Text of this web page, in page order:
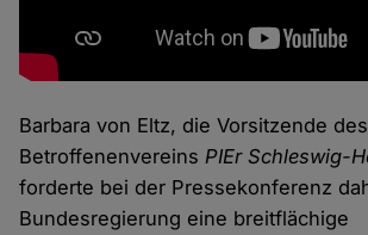
Barbara von Eltz, die Vorsitzende des
BetroffenenvereinsPIEr Schleswig-
forderte bei der Pressekonferenz
Bundesregierung eine breitflächige